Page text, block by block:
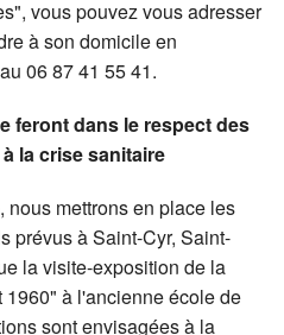
vous pouvez vous adresser
à son domicile en
06 87 41 55 41.
feront dans le respect des
la crise sanitaire
nous mettrons en place les
prévus à Saint-Cyr, Saint-
la visite-exposition de la
à l'ancienne école de
sont envisagées à la